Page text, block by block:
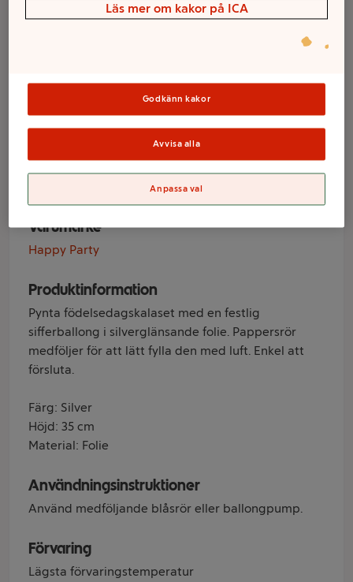
Folieballong Nr 4
Silver 35cm
Happy Party
Varumärke
Happy Party
Produktinformation
Pynta födelsedagskalaset med en festlig
sifferballong i silverglänsande folie. Pappersrör
medföljer för att lätt fylla den med luft. Enkel att
försluta.
Färg: Silver
Höjd: 35 cm
Material: Folie
Användningsinstruktioner
Använd medföljande blåsrör eller ballongpump.
Förvaring
Lägsta förvaringstemperatur
Sortimentet kan variera mellan butikerna
Läs mer om kakor på ICA
Godkänn kakor
Avvisa alla
Anpassa val